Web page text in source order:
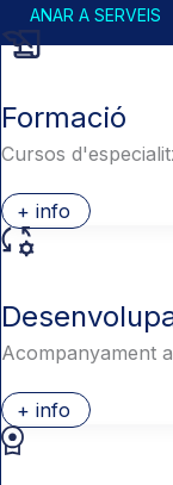
ANAR A SERVEIS
Formació
Cursos
+ info
Acompanyament
+ info